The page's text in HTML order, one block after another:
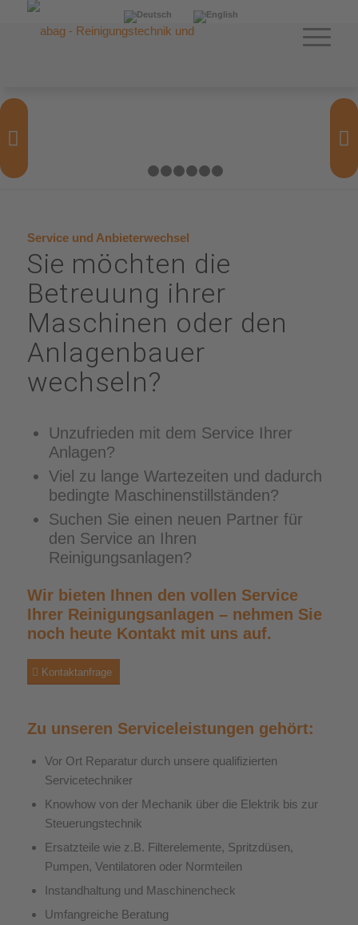
Service und Anbieterwechsel
Sie möchten die
Betreuung ihrer
Maschinen oder den
Anlagenbauer
wechseln?
Unzufrieden mit dem Service Ihrer
Anlagen?
Viel zu lange Wartezeiten und dadurch
bedingte Maschinenstillständen?
Suchen Sie einen neuen Partner für
den Service an Ihren
Reinigungsanlagen?
Wir bieten Ihnen den vollen Service
Ihrer Reinigungsanlagen – nehmen Sie
noch heute Kontakt mit uns auf.
Kontaktanfrage
Zu unseren Serviceleistungen gehört:
Vor Ort Reparatur durch unsere qualifizierten
Servicetechniker
Knowhow von der Mechanik über die Elektrik bis zur
Steuerungstechnik
Ersatzteile wie z.B. Filterelemente, Spritzdüsen,
Pumpen, Ventilatoren oder Normteilen
Instandhaltung und Maschinencheck
Umfangreiche Beratung